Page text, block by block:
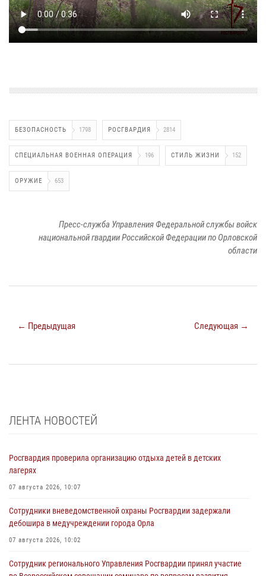
БЕЗОПАСНОСТЬ 1798 РОСГВАРДИЯ 2814
СПЕЦИАЛЬНАЯ ВОЕННАЯ ОПЕРАЦИЯ 196 СТИЛЬ ЖИЗНИ 152
ОРУЖИЕ 653
Пресс-служба Управления Федеральной службы войск
национальной гвардии Российской Федерации по Орловской
области
← Предыдущая Следующая →
ЛЕНТА НОВОСТЕЙ
Росгвардия проверила организацию отдыха детей в детских
лагерях
07 августа 2026, 10:07
Сотрудники вневедомственной охраны Росгвардии задержали
дебошира в медучреждении города Орла
07 августа 2026, 10:02
Сотрудник регионального Управления Росгвардии принял участие